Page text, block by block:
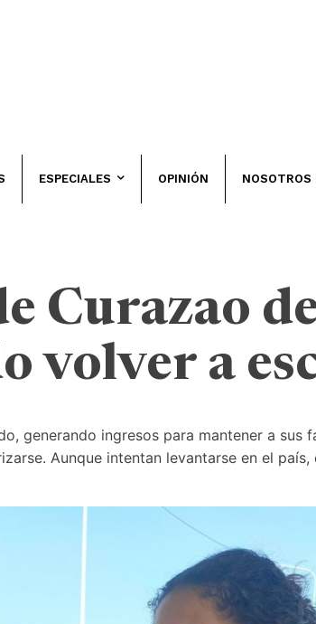
ESPECIALES OPINIÓN NOSOTROS
Curazao
volver a
generando ingresos para mantener a sus
Aunque intentan levantarse en el